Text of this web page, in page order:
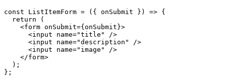
const ListItemForm = ({ onSubmit }) => {
  return (
    <form onSubmit={onSubmit}>
      <input name="title" />
      <input name="description" />
      <input name="image" />
    </form>
  );
};